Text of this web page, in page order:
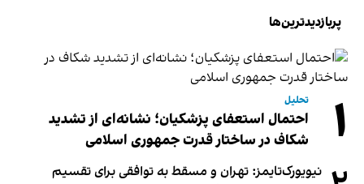
پربازدیدترین‌ها
۱ تحلیل
احتمال استعفای پزشکیان؛ نشانه‌ای از تشدید
شکاف در ساختار قدرت جمهوری اسلامی
نیویورک‌تایمز: تهران و مسقط به توافقی برای تقسیم